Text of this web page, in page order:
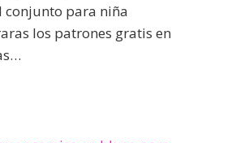
conjunto para niña
los patrones gratis en